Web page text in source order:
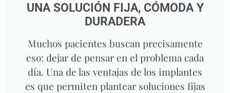
UNA SOLUCIÓN FIJA, CÓMODA Y
DURADERA
Muchos pacientes buscan precisamente
eso: dejar de pensar en el problema cada
día. Una de las ventajas de los implantes
es que permiten plantear soluciones fijas